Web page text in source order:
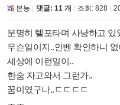
본능 댓글: 11 개 조회: 828
분명히 텔포타며 사냥하고 있
무슨일이지..인벤 확인하니 없
세상에 이런일이..
한숨 자고와서 그런가..
꿈이였구나..ㄷㄷㄷㄷ